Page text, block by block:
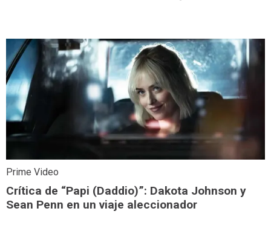
Prime Video
Crítica de “Papi (Daddio)”: Dakota Johnson y
Sean Penn en un viaje aleccionador